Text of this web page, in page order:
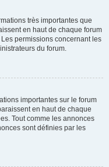
très importantes que
en haut de chaque forum
permissions concernant les
du forum.
importantes sur le forum
en haut de chaque
Tout comme les annonces
sont définies par les